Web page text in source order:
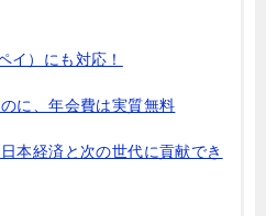
イ）にも対応！
に、年会費は実質無料
本経済と次の世代に貢献でき